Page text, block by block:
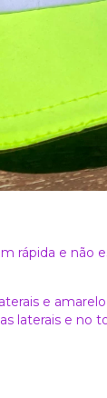
rápida e não
e
laterais e no